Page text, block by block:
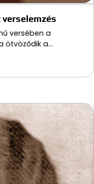
verselemzés
versében a
ötvöződik a…